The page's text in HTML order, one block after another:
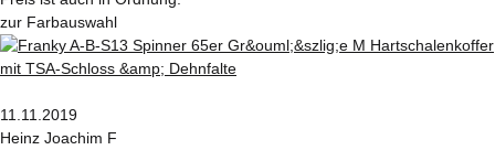
zur Farbauswahl
11.11.2019
Heinz Joachim F